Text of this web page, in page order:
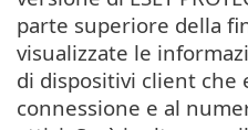
parte superiore della
visualizzate le
di dispositivi client che
connessione e al